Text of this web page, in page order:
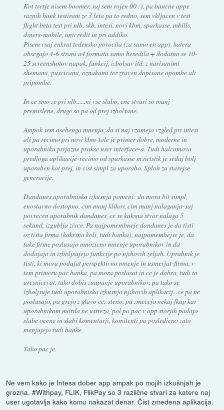
Kot tretje nisem boomer, saj sem rojen 00 :), pa bancne appe
raznih bank testiram ze 3 leta pa to redno, sem vkljucen v test
flight beta test pri nlb, skb, intesi, novi kbm, sparkasse, mbills,
diners-mobile, unicredit in pri addiko.
Pisem vsaj enkrat tedensko porocila (za samo en app), katera
obsegajo 4-6 strani a4 formata samo besedila + dodatno se 10-
25 screenshotov napak, funkcij, izbolsav itd. z narisanimi
shemami, puscicami, oznakami ter zraven dopisane opombe ali
pripombe.
In ce smo ze pri nlb......ni vse slabo, ene stvari so manj
premislene, druge so pa od prej izbolsane.
Ampak sem osebenga mnenja, da si naj vzamejo vzgled pri intesi
ali pa recimo pri novi kbm-tole je primer dobre, moderne in
uporabniku prijazne prakse user interface-a. Tudi halcomova
predloga aplikacije-recimo od sparkasse m.netstik je sedaj bolj
uporaben kot prej, in cist simpl za uporabo. Sploh za starejse
generacije.
Dandanes uporabniska izkusnja pomeni: da mora bit simpl,
enostavno dostopno, cim manj klikov, cim manj nalaganja-saj
povrecen uporabnik dandanes, ce se kaksna stvar nalaga 5
sekund, izgublja zivce. Pa najpomembneje dandanes je da tisti
oz tista firma (kakrsna koli, tudi banka), najpomembejse je, da
take firme poslusajo mnozicno mnenje uporabnikov in da
dodajajo in izboljsujejo funkcije po njihovih zeljah. Uprabnik je
tisti, ki mora podajat perspektivno mnenje in usmerjat-firma, v
tem primeru pac banka, pa mora poslusat in ce je dobra, tudi to
uresnicevat, tako dobis zaupanje uporabnikov, pa tako se
izboljsuje tudi uporabniska izkusnja njihovih aplikacij...ce pa ne
poslusajo, pa grejo z glavo cez steno, pa zmecejo nekaj fkup kar
uporabnikom morda ne ustreza,'pol pa pac v app storjih padajo
slabe ocene in slabi komentarji, komitenti pa posledicno zato
menjujejo tudi banke.
Tako pac je.
Ne vem kako je Intesa dober app ampak po mojih izkušnjah je
grozna. #Withpay, FLIK, FlikPay so 3 različne stvari za katere naj
user ugotavlja kako komu nakazat denar. Čist zmedena aplikacija.